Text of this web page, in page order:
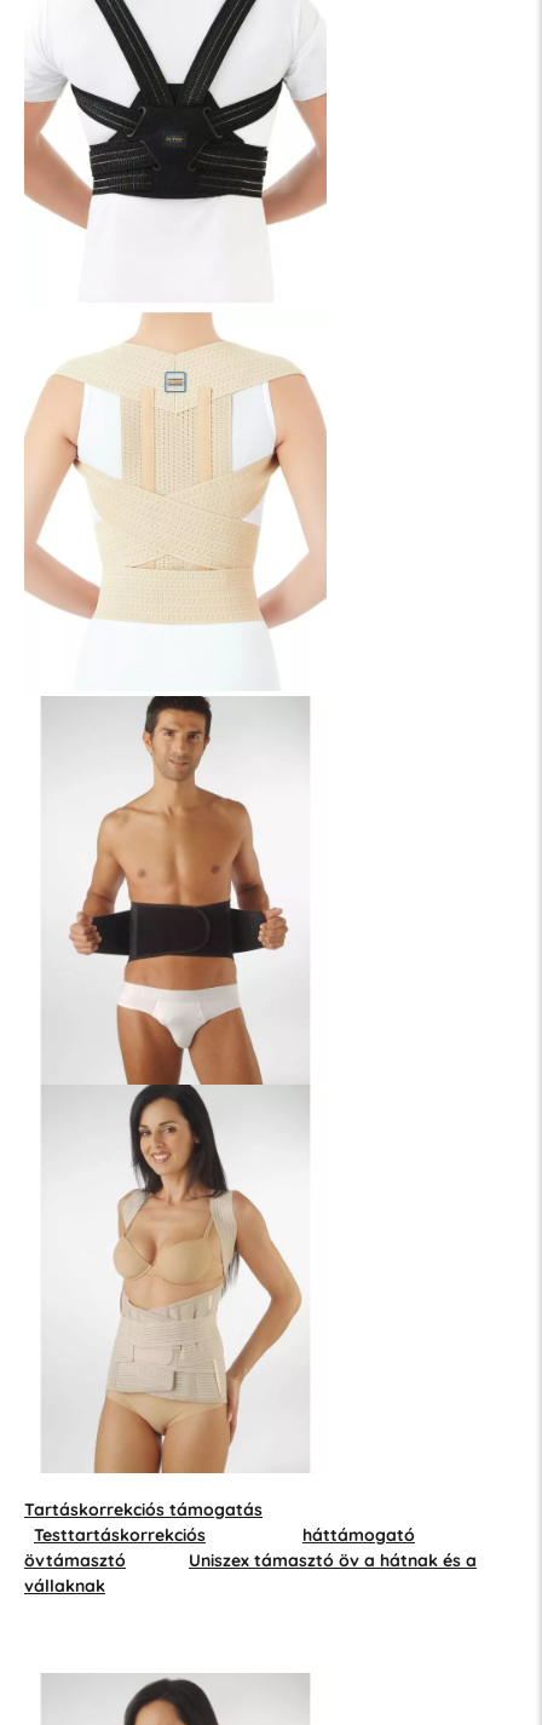
Tartáskorrekciós támogatás
Testtartáskorrekciós
háttámogató
övtámasztó
Uniszex támasztó öv a hátnak és a
vállaknak